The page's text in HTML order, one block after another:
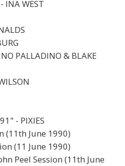
INA WEST
PALLADINO & BLAKE
- PIXIES
(11th June 1990)
(11 June 1990)
Peel Session (11th June